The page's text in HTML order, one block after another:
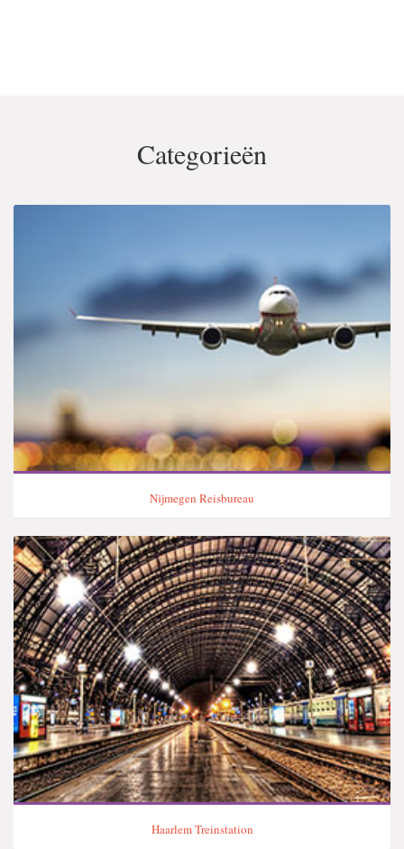
Categorieën
Nijmegen Reisbureau
Haarlem Treinstation